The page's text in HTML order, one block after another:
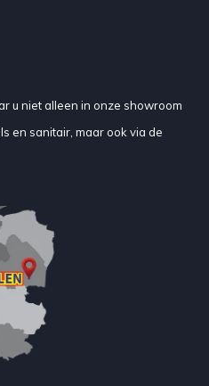
u niet alleen in onze showroom
en sanitair, maar ook via de